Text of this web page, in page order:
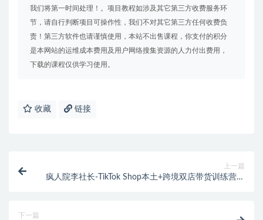
我们将第一时间处理！。项目教程如涉及其它第三方收费服务环
节，请自行判断项目可操作性，我们不对其它第三方任何收费负
责！第三方软件也请谨慎使用，本站不出售课程，你支付的积分
是本网站的运维成本费用及用户网络搜集资源的人力付出费用，
下载的课程仅供学习使用。
收藏 链接
上一篇
疯人院李社长-TikTok Shop本土+跨境双店带货训练营第
下一篇